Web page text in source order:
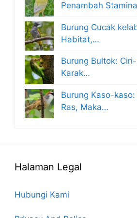
Penambah
Burung Cucak
Habitat,…
Burung Bultok:
Karak…
Burung Kaso-kaso:
Ras, Maka…
Halaman Legal
Hubungi Kami